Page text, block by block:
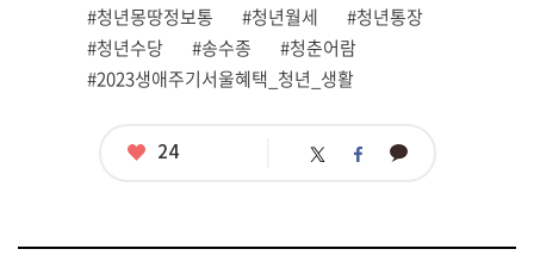
#청년몽땅정보통
#청년월세
#청년통장
#청년수당
#송수종
#청춘어람
#2023생애주기서울혜택_청년_생활
좋
24 트 페 카